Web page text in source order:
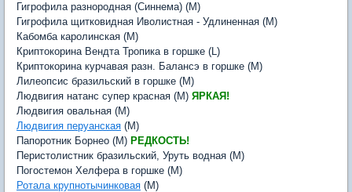
Гигрофила разнородная (Синнема) (M)
Гигрофила щитковидная Иволистная - Удлиненная (M)
Кабомба каролинская (M)
Криптокорина Вендта Тропика в горшке (L)
Криптокорина курчавая разн. Балансэ в горшке (M)
Лилеопсис бразильский в горшке (M)
Людвигия натанс супер красная (M) ЯРКАЯ!
Людвигия овальная (M)
Людвигия перуанская (M)
Папоротник Борнео (M) РЕДКОСТЬ!
Перистолистник бразильский, Уруть водная (M)
Погостемон Хелфера в горшке (M)
Ротала крупнотычинковая (M)